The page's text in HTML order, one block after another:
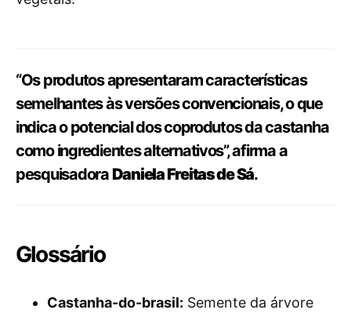
“Os produtos apresentaram características
semelhantes às versões convencionais, o que
indica o potencial dos coprodutos da castanha
como ingredientes alternativos”, afirma a
pesquisadora Daniela Freitas de Sá.
Glossário
Castanha-do-brasil: Semente da árvore